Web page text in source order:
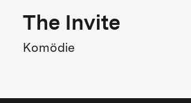
The Invite
Komödie